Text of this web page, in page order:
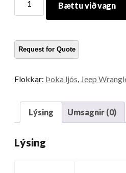
þokuljós
Wrangler
Magn
Bættu við vagn
Flokkar: Þoka ljós Jeep
Lýsing Umsagnir (0)
Lýsing